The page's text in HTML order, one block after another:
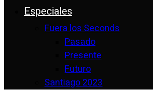
Especiales
Fuera los Seconds
Pasado
Presente
Futuro
Santiago 2023